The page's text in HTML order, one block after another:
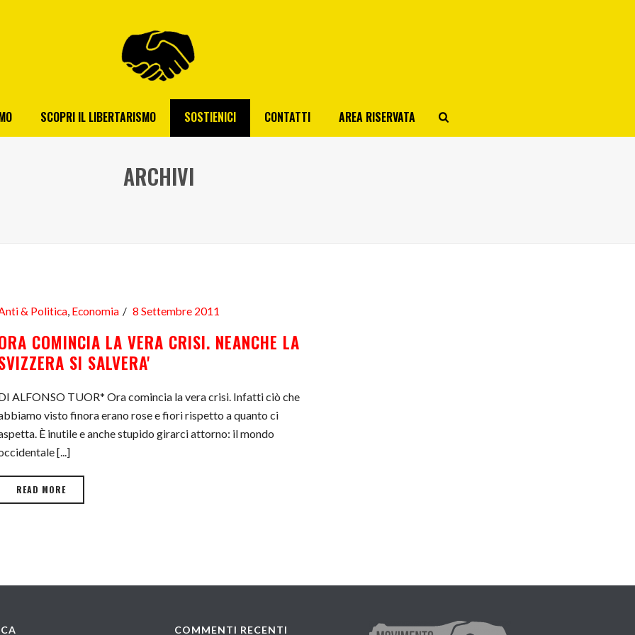
SCOPRI IL LIBERTARISMO SOSTIENICI CONTATTI AREA RISERVATA
ARCHIVI
& Politica, Economia 8 Settembre 2011
COMINCIA LA VERA CRISI. NEANCHE LA
SI SALVERA'
ALFONSO TUOR* Ora comincia la vera crisi. Infatti ciò che
visto finora erano rose e fiori rispetto a quanto ci
È inutile e anche stupido girarci attorno: il mondo
[...]
READ MORE
COMMENTI RECENTI